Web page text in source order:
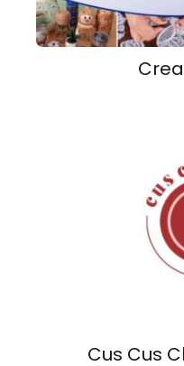
Cus Cus